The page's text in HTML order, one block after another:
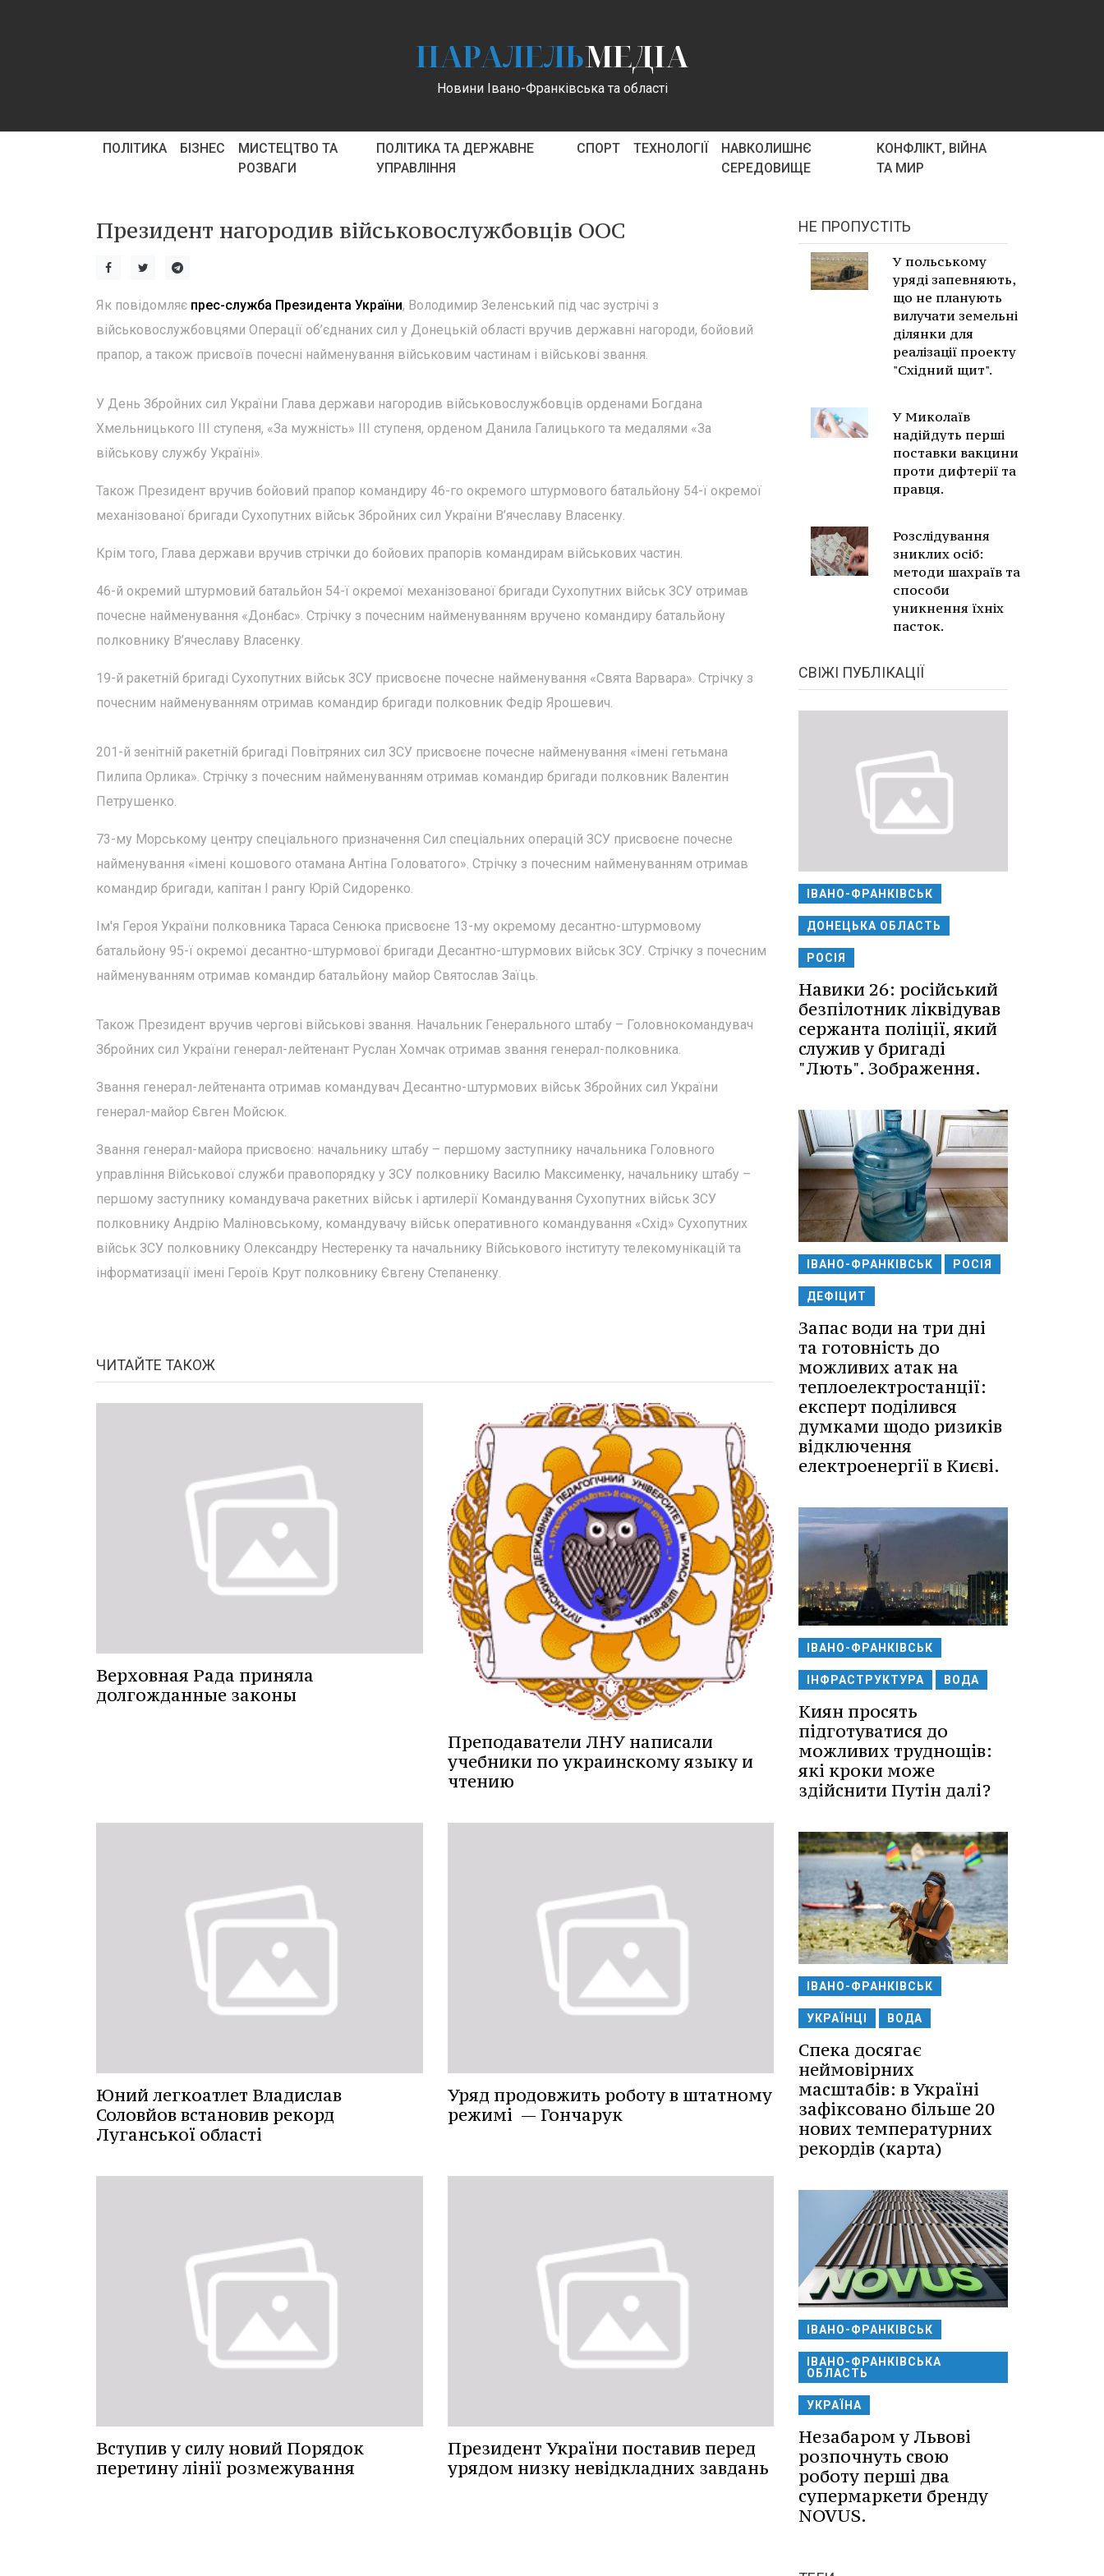
ПАРАЛЕЛЬМЕДІА
Новини Івано-Франківська та області
ПОЛІТИКА БІЗНЕС
МИСТЕЦТВО ТА
РОЗВАГИ
ПОЛІТИКА ТА ДЕРЖАВНЕ
УПРАВЛІННЯ
СПОРТ ТЕХНОЛОГІЇ
НАВКОЛИШНЄ
СЕРЕДОВИЩЕ
КОНФЛІКТ, ВІЙНА
ТА МИР
Президент нагородив військовослужбовців ООС
Як повідомляє прес-служба Президента України, Володимир Зеленський під час зустрічі з
військовослужбовцями Операції об’єднаних сил у Донецькій області вручив державні нагороди, бойовий
прапор, а також присвоїв почесні найменування військовим частинам і військові звання.
У День Збройних сил України Глава держави нагородив військовослужбовців орденами Богдана
Хмельницького ІІІ ступеня, «За мужність» ІІІ ступеня, орденом Данила Галицького та медалями «За
військову службу Україні».
Також Президент вручив бойовий прапор командиру 46-го окремого штурмового батальйону 54-ї окремої
механізованої бригади Сухопутних військ Збройних сил України В’ячеславу Власенку.
Крім того, Глава держави вручив стрічки до бойових прапорів командирам військових частин.
46-й окремий штурмовий батальйон 54-ї окремої механізованої бригади Сухопутних військ ЗСУ отримав
почесне найменування «Донбас». Стрічку з почесним найменуванням вручено командиру батальйону
полковнику В’ячеславу Власенку.
19-й ракетній бригаді Сухопутних військ ЗСУ присвоєне почесне найменування «Свята Варвара». Стрічку з
почесним найменуванням отримав командир бригади полковник Федір Ярошевич.
201-й зенітній ракетній бригаді Повітряних сил ЗСУ присвоєне почесне найменування «імені гетьмана
Пилипа Орлика». Стрічку з почесним найменуванням отримав командир бригади полковник Валентин
Петрушенко.
73-му Морському центру спеціального призначення Сил спеціальних операцій ЗСУ присвоєне почесне
найменування «імені кошового отамана Антіна Головатого». Стрічку з почесним найменуванням отримав
командир бригади, капітан І рангу Юрій Сидоренко.
Ім'я Героя України полковника Тараса Сенюка присвоєне 13-му окремому десантно-штурмовому
батальйону 95-ї окремої десантно-штурмової бригади Десантно-штурмових військ ЗСУ. Стрічку з почесним
найменуванням отримав командир батальйону майор Святослав Заїць.
Також Президент вручив чергові військові звання. Начальник Генерального штабу – Головнокомандувач
Збройних сил України генерал-лейтенант Руслан Хомчак отримав звання генерал-полковника.
Звання генерал-лейтенанта отримав командувач Десантно-штурмових військ Збройних сил України
генерал-майор Євген Мойсюк.
Звання генерал-майора присвоєно: начальнику штабу – першому заступнику начальника Головного
управління Військової служби правопорядку у ЗСУ полковнику Василю Максименку, начальнику штабу –
першому заступнику командувача ракетних військ і артилерії Командування Сухопутних військ ЗСУ
полковнику Андрію Маліновському, командувачу військ оперативного командування «Схід» Сухопутних
військ ЗСУ полковнику Олександру Нестеренку та начальнику Військового інституту телекомунікацій та
інформатизації імені Героїв Крут полковнику Євгену Степаненку.
ЧИТАЙТЕ ТАКОЖ
Верховная Рада приняла
долгожданные законы
Преподаватели ЛНУ написали
учебники по украинскому языку и
чтению
Юний легкоатлет Владислав
Соловйов встановив рекорд
Луганської області
Уряд продовжить роботу в штатному
режимі — Гончарук
Вступив у силу новий Порядок
перетину лінії розмежування
Президент України поставив перед
урядом низку невідкладних завдань
НЕ ПРОПУСТІТЬ
У польському
уряді запевняють,
що не планують
вилучати земельні
ділянки для
реалізації проекту
"Східний щит".
У Миколаїв
надійдуть перші
поставки вакцини
проти дифтерії та
правця.
Розслідування
зниклих осіб:
методи шахраїв та
способи
уникнення їхніх
пасток.
СВІЖІ ПУБЛІКАЦІЇ
ІВАНО-ФРАНКІВСЬК
ДОНЕЦЬКА ОБЛАСТЬ
РОСІЯ
Навики 26: російський
безпілотник ліквідував
сержанта поліції, який
служив у бригаді
"Лють". Зображення.
ІВАНО-ФРАНКІВСЬК РОСІЯ
ДЕФІЦИТ
Запас води на три дні
та готовність до
можливих атак на
теплоелектростанції:
експерт поділився
думками щодо ризиків
відключення
електроенергії в Києві.
ІВАНО-ФРАНКІВСЬК
ІНФРАСТРУКТУРА ВОДА
Киян просять
підготуватися до
можливих труднощів:
які кроки може
здійснити Путін далі?
ІВАНО-ФРАНКІВСЬК
УКРАЇНЦІ ВОДА
Спека досягає
неймовірних
масштабів: в Україні
зафіксовано більше 20
нових температурних
рекордів (карта)
ІВАНО-ФРАНКІВСЬК
ІВАНО-ФРАНКІВСЬКА
ОБЛАСТЬ
УКРАЇНА
Незабаром у Львові
розпочнуть свою
роботу перші два
супермаркети бренду
NOVUS.